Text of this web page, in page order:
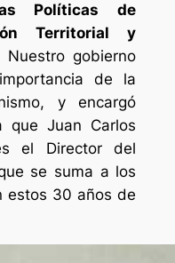
Políticas de
Territorial y
Nuestro gobierno
de la
y encargó
Juan Carlos
el Director del
se suma a los
estos 30 años de